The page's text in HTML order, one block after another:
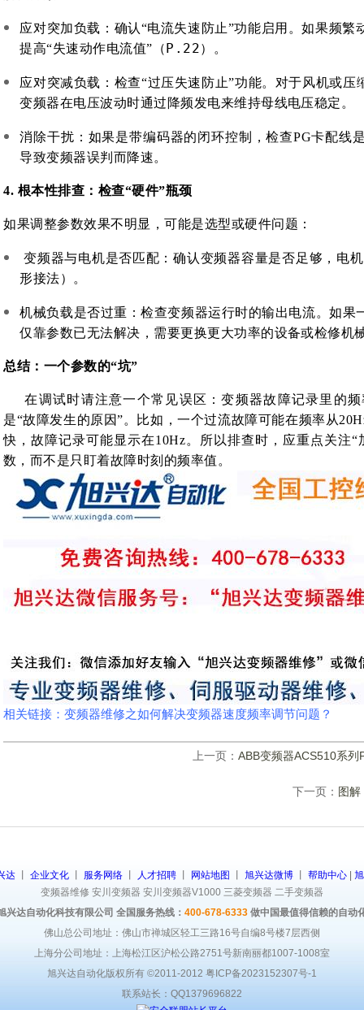
应对突加负载 ：确认“电流失速防止”功能启用。如果频
提高“失速动作电流值”（P.22） 。
应对突减负载 ：检查“过压失速防止”功能。对于风机或压
变频器在电压波动时通过降频发电来维持母线电压稳定 。
消除干扰 ：如果是带编码器的闭环控制，检查PG卡配线
导致变频器误判而降速。
4. 根本性排查：检查“硬件”瓶颈
如果调整参数效果不明显，可能是选型或硬件问题：
变频器与电机是否匹配 ：确认变频器容量是否足够，电
形接法） 。
机械负载是否过重 ：检查变频器运行时的输出电流。如
仅靠参数已无法解决，需要更换更大功率的设备或检修机
总结：一个参数的“坑”
在调试时请注意一个常见误区：变频器故障记录里的频
是“故障发生的原因”。比如，一个过流故障可能在频率从
快，故障记录可能显示在10Hz。所以排查时， 应重点关注“
数 ，而不是只盯着故障时刻的频率值 。
相关链接： 变频器维修之如何解决变频器速度频率调节问题？
上一页： ABB变频器ACS510系
下一页： 图
达 企业文化 服务网络 人才招聘 网站地图 旭兴达微博 帮助中心
变频器维修 安川变频器 安川变频器V1000 三菱变频器 二手变频器
兴达自动化科技有限公司 全国服务热线： 400-678-6333 做中国最值得信赖的自动
佛山总公司地址：佛山市禅城区轻工三路16号自编8号楼7层西侧
上海分公司地址：上海松江区沪松公路2751号新南丽都1007-1008室
旭兴达自动化版权所有 ©2011-2012 粤ICP备2023152307号-1
联系站长：QQ1379696822